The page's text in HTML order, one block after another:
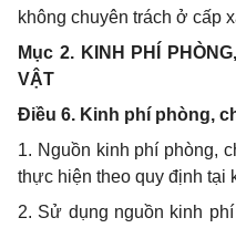
không chuyên trách ở cấp
Mục 2. KINH PHÍ
VẬT
Điều 6. Kinh phí phòng,
1. Nguồn kinh phí phòng,
thực hiện theo quy định tại
2. Sử dụng nguồn kinh